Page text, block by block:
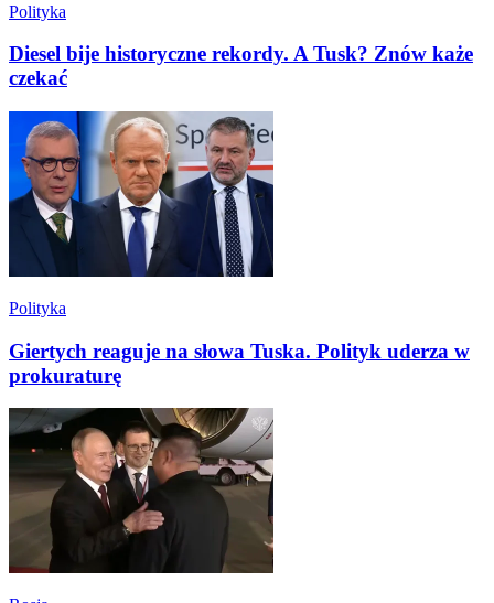
Polityka
Diesel bije historyczne rekordy. A Tusk? Znów każe
czekać
Polityka
Giertych reaguje na słowa Tuska. Polityk uderza w
prokuraturę